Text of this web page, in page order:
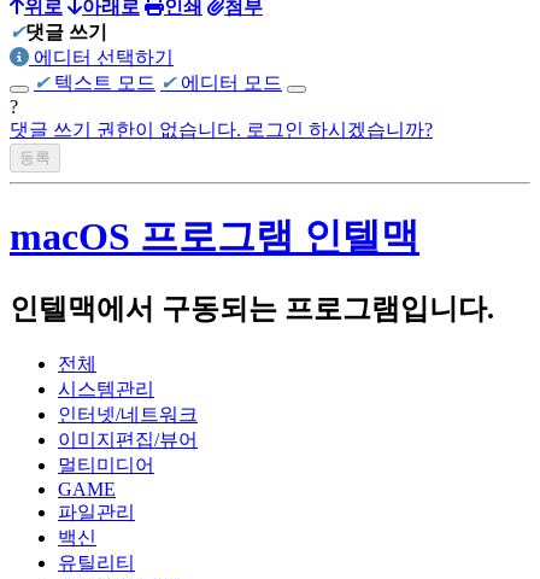
S3, NVIDIA GT8600),
Apple iMac 2009 late(Intel E7600)
Apple MacMini 2018(Intel i5-8500B, A1993)
homebuilt computer(AMD Ryzen 5700x3d, Asrock B450 Steel
Legend, Intel A770)
Firebat S1(Intel N100)
Notebook :
Acer Swift 14 AI 2024(Qualcomm SnapDragon X Plus X1P4200)
Apple Macbook Air 2022 (M2, A2681)
Lenovo LEGION 5 Pro 16ACH R7 STORM (AMD R7-5800H,
NVIDIA RTX3060 laptop)
Lenovo Thinkpad T420s(Intel i5-2540M)
Apple Macbook Air 2011 Mid( i5-2467M, A1370)
위로 아래로 인쇄
첨부
✔댓글 쓰기
에디터 선택하기
✔ 텍스트 모드 ✔ 에디터 모드
?
댓글 쓰기 권한이 없습니다. 로그인 하시겠습니까?
macOS 프로그램 인텔맥
인텔맥에서 구동되는 프로그램입니다.
전체
시스템관리
인터넷/네트워크
이미지편집/뷰어
멀티미디어
GAME
파일관리
백신
유틸리티